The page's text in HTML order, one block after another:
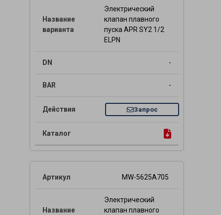
Электрический
клапан плавного
пуска APR SY2 1/2
ELPN
-
-
Запрос
MW-5625A705
Электрический
клапан плавного